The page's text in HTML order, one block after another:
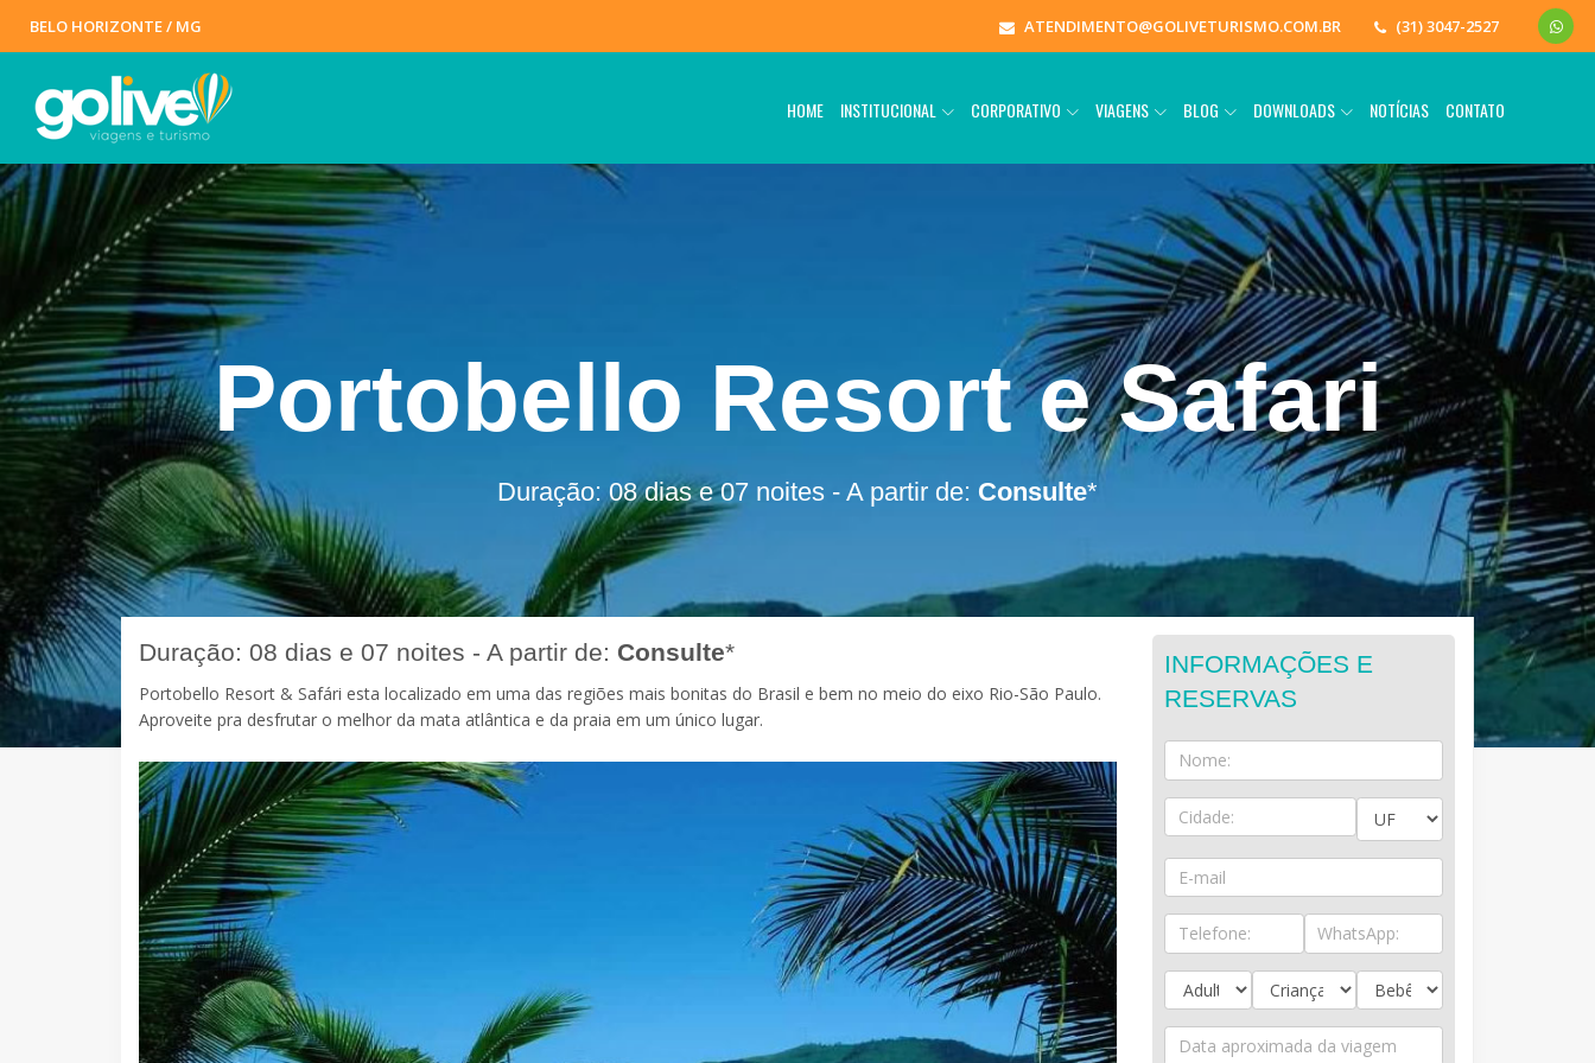
BELO HORIZONTE / MG ATENDIMENTO@GOLIVETURISMO.COM.BR (31) 3047-2527
HOME INSTITUCIONAL CORPORATIVO VIAGENS BLOG DOWNLOADS NOTÍCIAS CONTATO
Portobello Resort e Safari
Duração: 08 dias e 07 noites - A partir de: Consulte*
Duração: 08 dias e 07 noites - A partir de: Consulte*
Portobello Resort & Safári esta localizado em uma das regiões mais bonitas do Brasil e bem no meio do eixo Rio-São Paulo.
Aproveite pra desfrutar o melhor da mata atlântica e da praia em um único lugar.
INFORMAÇÕES E
RESERVAS